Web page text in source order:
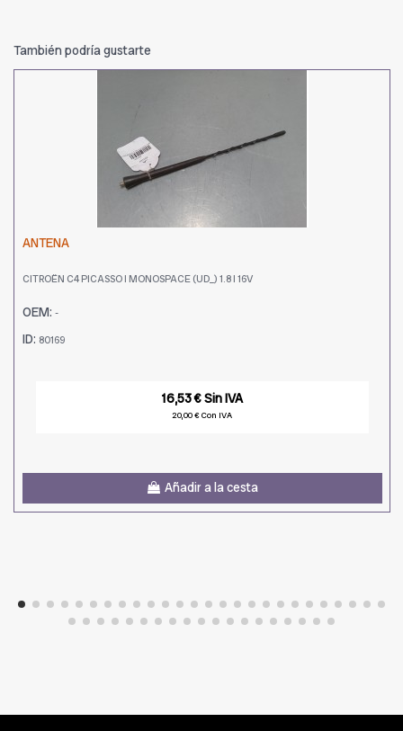
También podría gustarte
ANTENA
CITROËN C4 PICASSO I MONOSPACE (UD_) 1.8 I 16V
OEM: -
ID: 80169
16,53 € Sin IVA
20,00 € Con IVA
Añadir a la cesta